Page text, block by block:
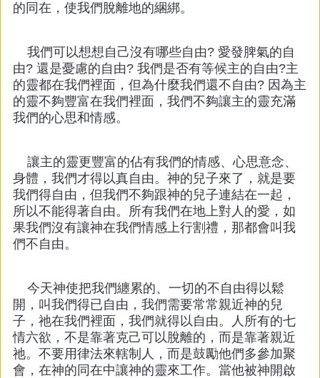
的同在，使我們脫離地的綑綁。
我們可以想想自己沒有哪些自由? 愛發脾氣的自
由? 還是憂慮的自由? 我們是否有等候主的自由?主
的靈都在我們裡面，但為什麼我們還不自由? 因為主
的靈不夠豐富在我們裡面，我們不夠讓主的靈充滿
我們的心思和情感。
讓主的靈更豐富的佔有我們的情感、心思意念、
身體，我們才得以真自由。神的兒子來了，就是要
我們得自由，但我們不夠跟神的兒子連結在一起，
所以不能得著自由。所有我們在地上對人的愛，如
果我們沒有讓神在我們情感上行割禮，那都會叫我
們不自由。
今天神使把我們纏累的、一切的不自由得以鬆
開，叫我們得已自由，我們需要常常親近神的兒
子，祂在我們裡面，我們就得以自由。人所有的七
情六欲，不是靠著克己可以脫離的，而是靠著親近
祂。不要用律法來轄制人，而是鼓勵他們多參加聚
會，在神的同在中讓神的靈來工作。當他被神開啟